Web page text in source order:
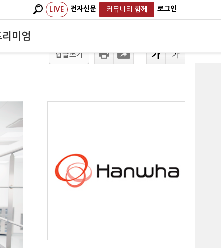
LIVE 전자신문 커뮤니티 함께 로그인
리미엄
답글쓰기